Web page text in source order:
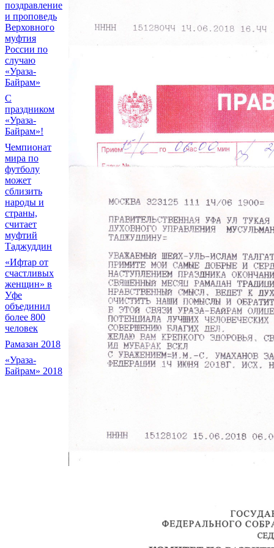
поздравление
и проповедь
Верховного
муфтия
России по
случаю
«Ураза-
Байрам»
С
праздником
«Ураза-
Байрам»!
Чемпионат
мира по
футболу
может
сблизить
народы и
страны,
считает
муфтий
Таджуддин
«Ифтар от
счастливых
женщин» в
Уфе
объединил
более 800
человек
Рамазан 2018
«Ураза-
Байрам» 2018